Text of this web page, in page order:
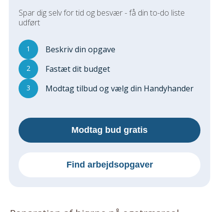
Varme Og Energi
Andet
MALER
Indendørs
Udendørs
Kan Det Males?
MURER
Reparationer
Om Materialer
Spar dig selv for tid og besvær - få din to-do liste
udført
1 Beskriv din opgave
2 Fastæt dit budget
3 Modtag tilbud og vælg din Handyhander
Modtag bud gratis
Find arbejdsopgaver